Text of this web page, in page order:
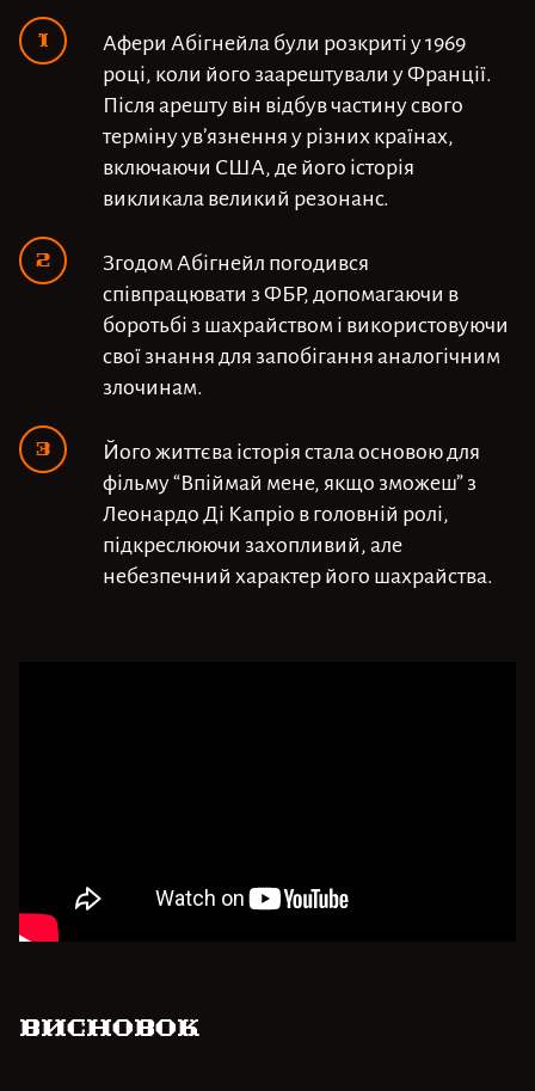
Афери Абігнейла були розкриті у 1969
році, коли його заарештували у Франції.
Після арешту він відбув частину свого
терміну ув’язнення у різних країнах,
включаючи США, де його історія
викликала великий резонанс.
Згодом Абігнейл погодився
співпрацювати з ФБР, допомагаючи в
боротьбі з шахрайством і використовуючи
свої знання для запобігання аналогічним
злочинам.
Його життєва історія стала основою для
фільму “Впіймай мене, якщо зможеш” з
Леонардо Ді Капріо в головній ролі,
підкреслюючи захопливий, але
небезпечний характер його шахрайства.
Висновок